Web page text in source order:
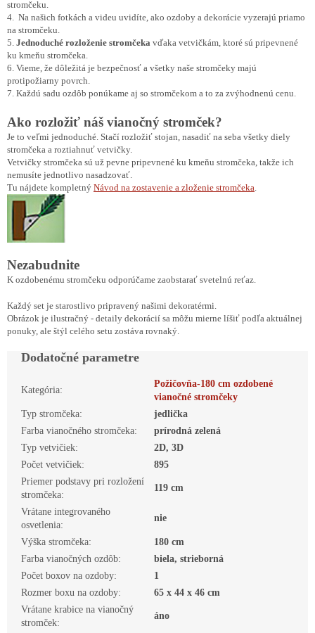
stromčeku.
4. Na našich fotkách a videu uvidíte, ako ozdoby a dekorácie vyzerajú priamo
na stromčeku.
5. Jednoduché rozloženie stromčeka vďaka vetvičkám, ktoré sú pripevnené
ku kmeňu stromčeka.
6. Vieme, že dôležitá je bezpečnosť a všetky naše stromčeky majú
protipožiarny povrch.
7. Každú sadu ozdôb ponúkame aj so stromčekom a to za zvýhodnenú cenu.
Ako rozložiť náš vianočný stromček?
Je to veľmi jednoduché. Stačí rozložiť stojan, nasadiť na seba všetky diely
stromčeka a roztiahnuť vetvičky.
Vetvičky stromčeka sú už pevne pripevnené ku kmeňu stromčeka, takže ich
nemusíte jednotlivo nasadzovať.
Tu nájdete kompletný Návod na zostavenie a zloženie stromčeka
Nezabudnite
K ozdobenému stromčeku odporúčame zaobstarať svetelnú reťaz.
Každý set je starostlivo pripravený našimi dekoratérmi.
Obrázok je ilustračný - detaily dekorácií sa môžu mierne líšiť podľa aktuálnej
ponuky, ale štýl celého setu zostáva rovnaký.
Dodatočné parametre
Kategória:
Požičovňa-180 cm ozdobené
vianočné stromčeky
Typ stromčeka:
jedlička
Farba vianočného stromčeka:
prírodná zelená
Typ vetvičiek:
2D, 3D
Počet vetvičiek:
895
Priemer podstavy pri rozložení
stromčeka:
119 cm
Vrátane integrovaného
osvetlenia:
nie
Výška stromčeka:
180 cm
Farba vianočných ozdôb:
biela, strieborná
Počet boxov na ozdoby:
1
Rozmer boxu na ozdoby:
65 x 44 x 46 cm
Vrátane krabice na vianočný
stromček:
áno